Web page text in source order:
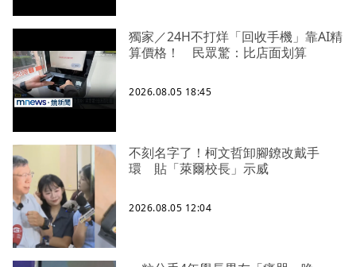
獨家／24H不打烊「回收手機」靠AI精
算價格！ 民眾驚：比店面划算
2026.08.05 18:45
不刻名字了！柯文哲卸腳鐐改戴手
環 貼「萊爾校長」示威
2026.08.05 12:04